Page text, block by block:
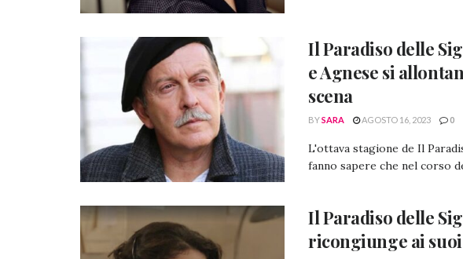
Il Paradiso delle
e Agnese si
scena
BYSARA AGOSTO 16, 2023 0
L'ottava stagione de Il
fanno sapere che nel corso
Il Paradiso delle
ricongiunge ai